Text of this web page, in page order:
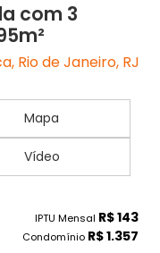
com 3
Rio de Janeiro, RJ
Mapa
Vídeo
IPTU Mensal R$ 143
Condomínio R$ 1.357